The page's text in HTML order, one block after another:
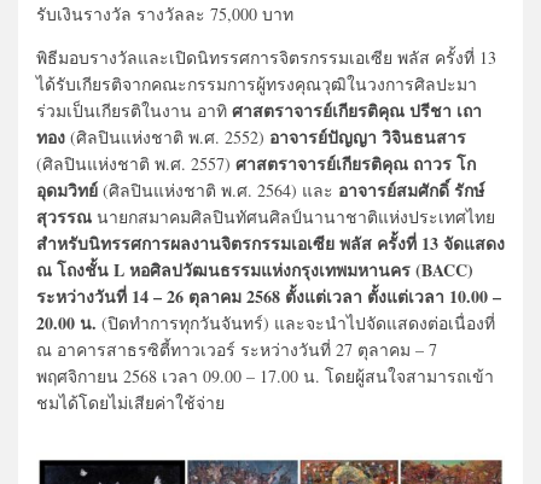
รับเงินรางวัล รางวัลละ 75,000 บาท
พิธีมอบรางวัลและเปิดนิทรรศการจิตรกรรมเอเซีย พลัส ครั้งที่ 13
ได้รับเกียรติจากคณะกรรมการผู้ทรงคุณวุฒิในวงการศิลปะมา
ร่วมเป็นเกียรติในงาน อาทิ ศาสตราจารย์เกียรติคุณ ปรีชา เถา
ทอง (ศิลปินแห่งชาติ พ.ศ. 2552) อาจารย์ปัญญา วิจินธนสาร
(ศิลปินแห่งชาติ พ.ศ. 2557) ศาสตราจารย์เกียรติคุณ ถาวร โก
อุดมวิทย์ (ศิลปินแห่งชาติ พ.ศ. 2564) และ อาจารย์สมศักดิ์ รักษ์
สุวรรณ นายกสมาคมศิลปินทัศนศิลป์นานาชาติแห่งประเทศไทย
สำหรับนิทรรศการผลงานจิตรกรรมเอเซีย พลัส ครั้งที่ 13 จัดแสดง
ณ โถงชั้น L หอศิลปวัฒนธรรมแห่งกรุงเทพมหานคร (BACC)
ระหว่างวันที่ 14 – 26 ตุลาคม 2568 ตั้งแต่เวลา ตั้งแต่เวลา 10.00 –
20.00 น. (ปิดทำการทุกวันจันทร์) และจะนำไปจัดแสดงต่อเนื่องที่
ณ อาคารสาธรซิตี้ทาวเวอร์ ระหว่างวันที่ 27 ตุลาคม – 7
พฤศจิกายน 2568 เวลา 09.00 – 17.00 น. โดยผู้สนใจสามารถเข้า
ชมได้โดยไม่เสียค่าใช้จ่าย